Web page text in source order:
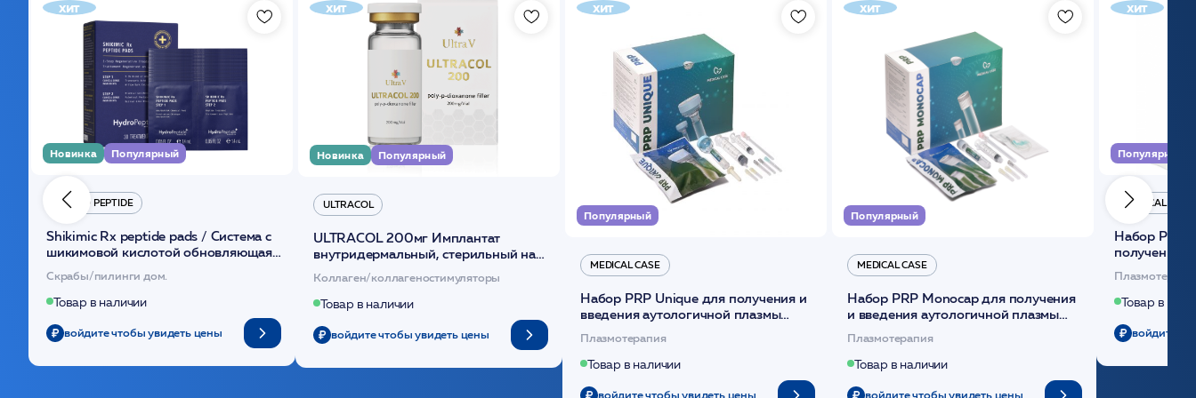
хит
Новинка Популярный
HYDRO PEPTIDE
Shikimic Rx peptide pads / Cистема с
шикимовой кислотой обновляющая
(30шт) /HP
Скрабы/пилинги дом.
Товар в наличии
войдите чтобы увидеть цены
хит
Новинка Популярный
ULTRACOL
ULTRACOL 200мг Имплантат
внутридермальный, стерильный на
основе полидиоксанона /ULTRACOL
Коллаген/коллагеностимуляторы
Товар в наличии
войдите чтобы увидеть цены
хит
Популярный
MEDICAL CASE
Набор PRP Unique для получения и
введения аутологичной плазмы
Плазмотерапия
Товар в наличии
войдите чтобы увидеть цены
хит
Популярный
MEDICAL CASE
Набор PRP Monocap для получения
и введения аутологичной плазмы
Плазмотерапия
Товар в наличии
войдите чтобы увидеть цены
хит
Популярный
MEDICAL CASE
Набор Plasmoactive Стандарт для
получения
Товар в
войдите